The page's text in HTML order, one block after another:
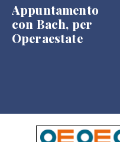
Appuntamento
con Bach, per
Operaestate